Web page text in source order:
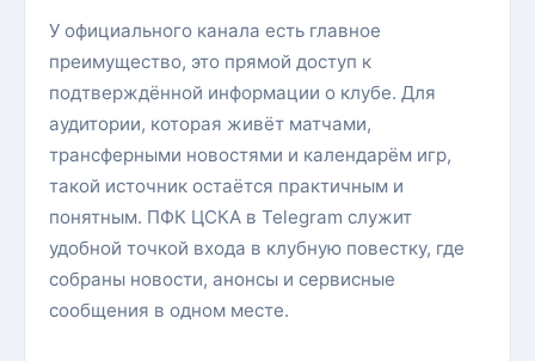
У официального канала есть главное
преимущество, это прямой доступ к
подтверждённой информации о клубе. Для
аудитории, которая живёт матчами,
трансферными новостями и календарём игр,
такой источник остаётся практичным и
понятным. ПФК ЦСКА в Telegram служит
удобной точкой входа в клубную повестку, где
собраны новости, анонсы и сервисные
сообщения в одном месте.